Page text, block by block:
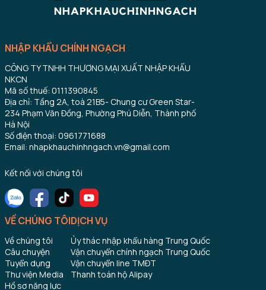
NHẬP KHẨU CHÍNH NGẠCH
CÔNG TY TNHH THƯƠNG MẠI XUẤT NHẬP KHẨU
NKCN
Mã số thuế: 0111390845
Địa chỉ: Tầng 2A, toà 21B5- Chung cư Green Star-
234 Phạm Văn Đồng, Phường Phú Diễn, Thành phố
Hà Nội
Số điện thoại: 0961771688
Email: nhapkhauchinhngach.vn@gmail.com
Kết nối với chúng tôi
VỀ CHÚNG TÔI
Về chúng tôi
Câu chuyện
Tuyển dụng
Thư viện Media
Hồ sơ năng lực
DỊCH VỤ
Ủy thác nhập khẩu hàng Trung Quốc
Vận chuyển chính ngạch Trung Quốc
Vận chuyển line TMĐT
Thanh toán hộ Alipay